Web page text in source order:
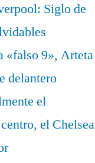
Siglo de
«falso 9», Arteta
delantero
el
el Chelsea